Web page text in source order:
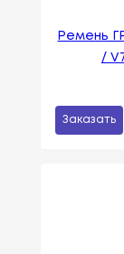
Ремень
/
Заказать